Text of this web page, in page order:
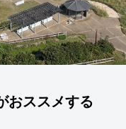
おススメする